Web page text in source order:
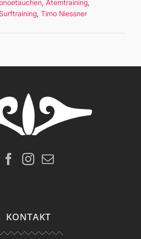
, Atemtraining,
, Timo Niessner
KONTAKT